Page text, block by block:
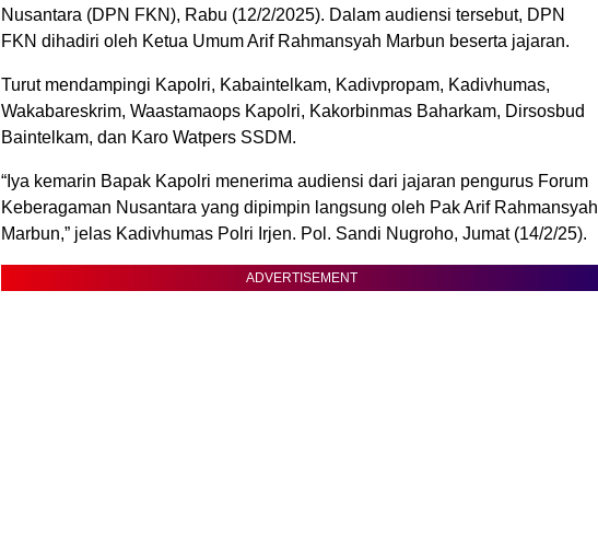
Nusantara (DPN FKN), Rabu (12/2/2025). Dalam audiensi tersebut, DPN
FKN dihadiri oleh Ketua Umum Arif Rahmansyah Marbun beserta jajaran.
Turut mendampingi Kapolri, Kabaintelkam, Kadivpropam, Kadivhumas,
Wakabareskrim, Waastamaops Kapolri, Kakorbinmas Baharkam, Dirsosbud
Baintelkam, dan Karo Watpers SSDM.
“Iya kemarin Bapak Kapolri menerima audiensi dari jajaran pengurus Forum
Keberagaman Nusantara yang dipimpin langsung oleh Pak Arif Rahmansyah
Marbun,” jelas Kadivhumas Polri Irjen. Pol. Sandi Nugroho, Jumat (14/2/25).
ADVERTISEMENT